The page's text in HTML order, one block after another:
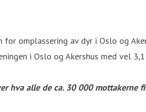
omplassering av dyr i Oslo og
i Oslo og Akershus med vel
hva alle de ca. 30 000 mottakerne